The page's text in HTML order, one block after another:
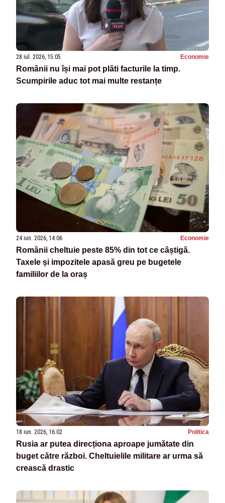
28 iul. 2026, 15:05 Economie
Românii nu își mai pot plăti facturile la timp.
Scumpirile aduc tot mai multe restanțe
24 iun. 2026, 14:06 Economie
Românii cheltuie peste 85% din tot ce câștigă.
Taxele și impozitele apasă greu pe bugetele
familiilor de la oraș
18 iun. 2026, 16:02 Politica
Rusia ar putea direcționa aproape jumătate din
buget către război. Cheltuielile militare ar urma să
crească drastic